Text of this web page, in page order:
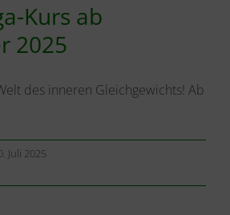
Kurs ab
2025
des inneren Gleichgewichts! Ab
Juli 2025